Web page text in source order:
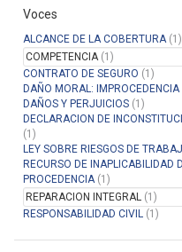
Manual del Usuario
Voces
ALCANCE DE LA COBERTURA(1)
COMPETENCIA(1)
CONTRATO DE SEGURO (1)
DAÑO MORAL: IMPROCEDENCIA
DAÑOS Y PERJUICIOS (1)
DECLARACION DE
(1)
LEY SOBRE RIESGOS DE
RECURSO DE INAPLICABILIDAD
PROCEDENCIA(1)
REPARACION INTEGRAL (1)
RESPONSABILIDAD CIVIL (1)